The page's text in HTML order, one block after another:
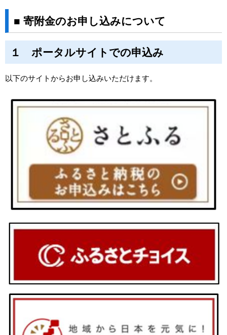
■ 寄附金のお申し込みについて
１ ポータルサイトでの申込み
以下のサイトからお申し込みいただけます。